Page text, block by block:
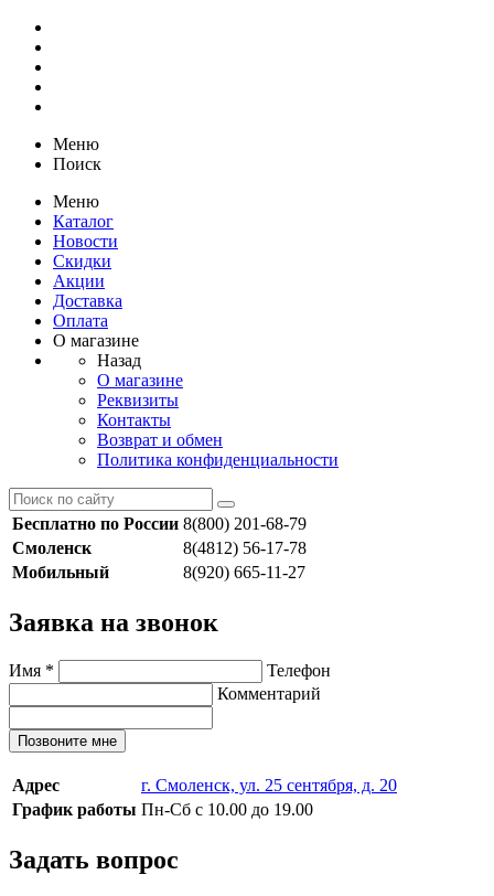
Меню
Поиск
Меню
Каталог
Новости
Скидки
Акции
Доставка
Оплата
О магазине
Назад
О магазине
Реквизиты
Контакты
Возврат и обмен
Политика конфиденциальности
Бесплатно по России 8(800) 201-68-79
Смоленск
8(4812) 56-17-78
Мобильный
8(920) 665-11-27
Заявка на звонок
Имя *
Телефон
Комментарий
Позвоните мне
Адрес
г. Смоленск, ул. 25 сентября, д. 20
График работы Пн-Сб с 10.00 до 19.00
Задать вопрос